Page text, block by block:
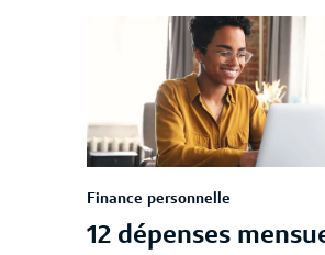
Finance personnelle
12 dépenses